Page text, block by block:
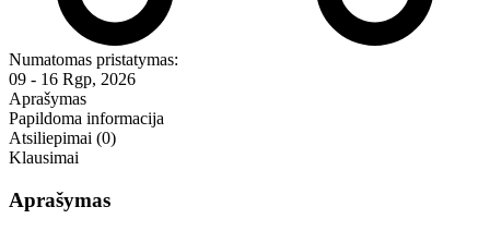
Numatomas pristatymas:
09 - 16 Rgp, 2026
Aprašymas
Papildoma informacija
Atsiliepimai (0)
Klausimai
Aprašymas